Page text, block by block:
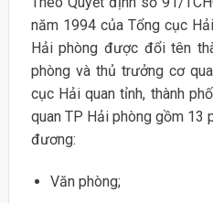
năm 1994 của Tổng cục
Hải phòng được đổi tên
phòng và thủ trưởng cơ
cục Hải quan tỉnh, thành
quan TP Hải phòng gồm 13
đương:
Văn phòng;